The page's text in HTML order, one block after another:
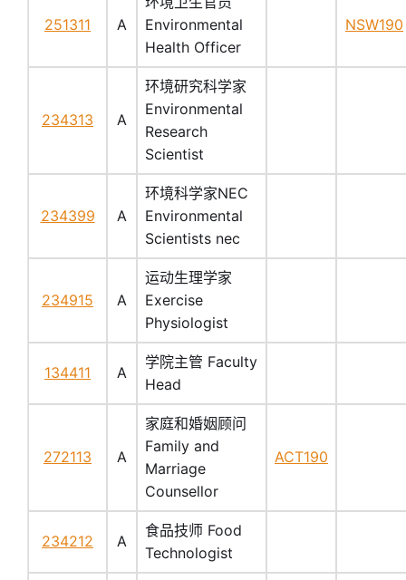
251311 A
Environmental
Health Officer
NSW190
234313 A
环境研究科学家
Environmental
Research
Scientist
234399 A
环境科学家NEC
Environmental
Scientists nec
234915 A
运动生理学家
Exercise
Physiologist
134411 A
学院主管 Faculty
Head
272113 A
家庭和婚姻顾问
Family and
Marriage
Counsellor
ACT190
234212 A
食品技师 Food
Technologist